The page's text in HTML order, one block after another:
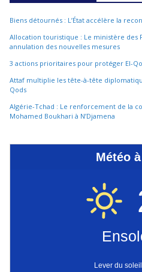
Biens détournés : L’État accélère la
Allocation touristique : Le ministère des
annulation des nouvelles mesures
3 actions prioritaires pour protéger El-
Attaf multiplie les tête-à-tête
Qods
Algérie-Tchad : Le renforcement de la
Mohamed Boukhari à N’Djamena
Météo
Lever du